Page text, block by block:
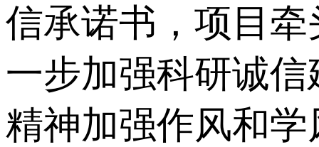
信承诺书，项目
一步加强科研诚
精神加强作风和